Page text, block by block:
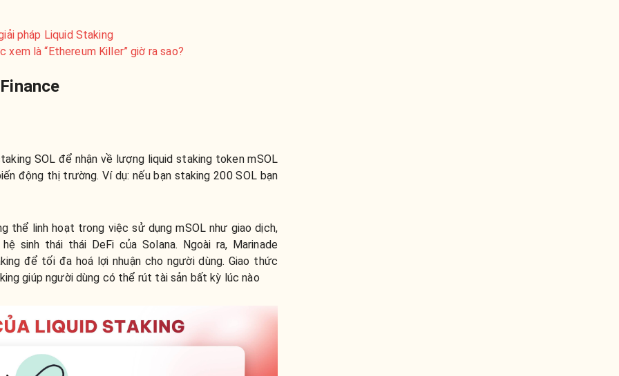
pháp Liquid Staking
là “Ethereum Killer” giờ ra sao?
SOL để nhận về lượng liquid staking token mSOL
động thị trường. Ví dụ: nếu bạn staking 200 SOL bạn
thể linh hoạt trong việc sử dụng mSOL như giao dịch,
sinh thái thái DeFi của Solana. Ngoài ra, Marinade
để tối đa hoá lợi nhuận cho người dùng. Giao thức
giúp người dùng có thể rút tài sản bất kỳ lúc nào